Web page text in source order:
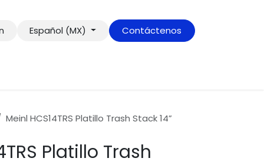
Español (MX) Contáctenos
Meinl HCS14TRS Platillo Trash Stack 14”
Platillo Trash